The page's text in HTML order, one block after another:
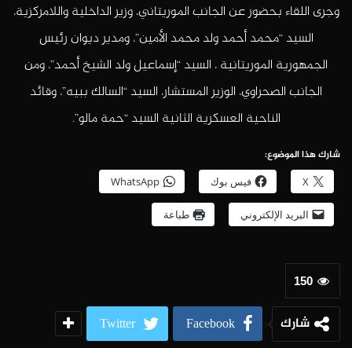
وجرى اللقاء بحضور عن الجانب الموريتاني، وزير الداخلية واللامركزية،
السيد “محمد أحمد ولد محمد الأمين”، ومدير ديوان رئيس
الجمهورية الموريتانية ، السيد “إسماعيل ولد الشيخ أحمد”، ومن
الجانب الصحراوي، الوزير المستشار، السيد “السالك ببيه”، وقائد
الناحية العسكرية الثانية السيد “حمة مالو”.
شارك هذا الموضوع:
X فيس بوك WhatsApp
البريد الإلكتروني طباعة
150
شارك Facebook
Twitter